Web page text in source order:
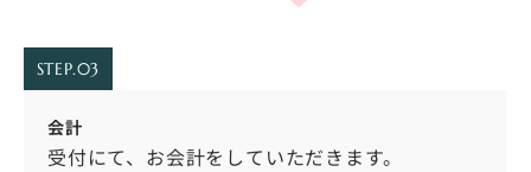
STEP.03
会計
受付にて、お会計をしていただきます。